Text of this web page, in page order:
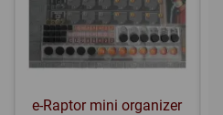
e-Raptor mini organizer